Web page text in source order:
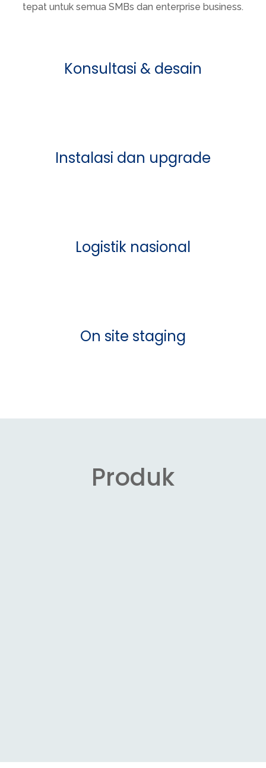
tepat untuk semua SMBs dan enterprise business.
Konsultasi & desain
Instalasi dan upgrade
Logistik nasional
On site staging
Produk